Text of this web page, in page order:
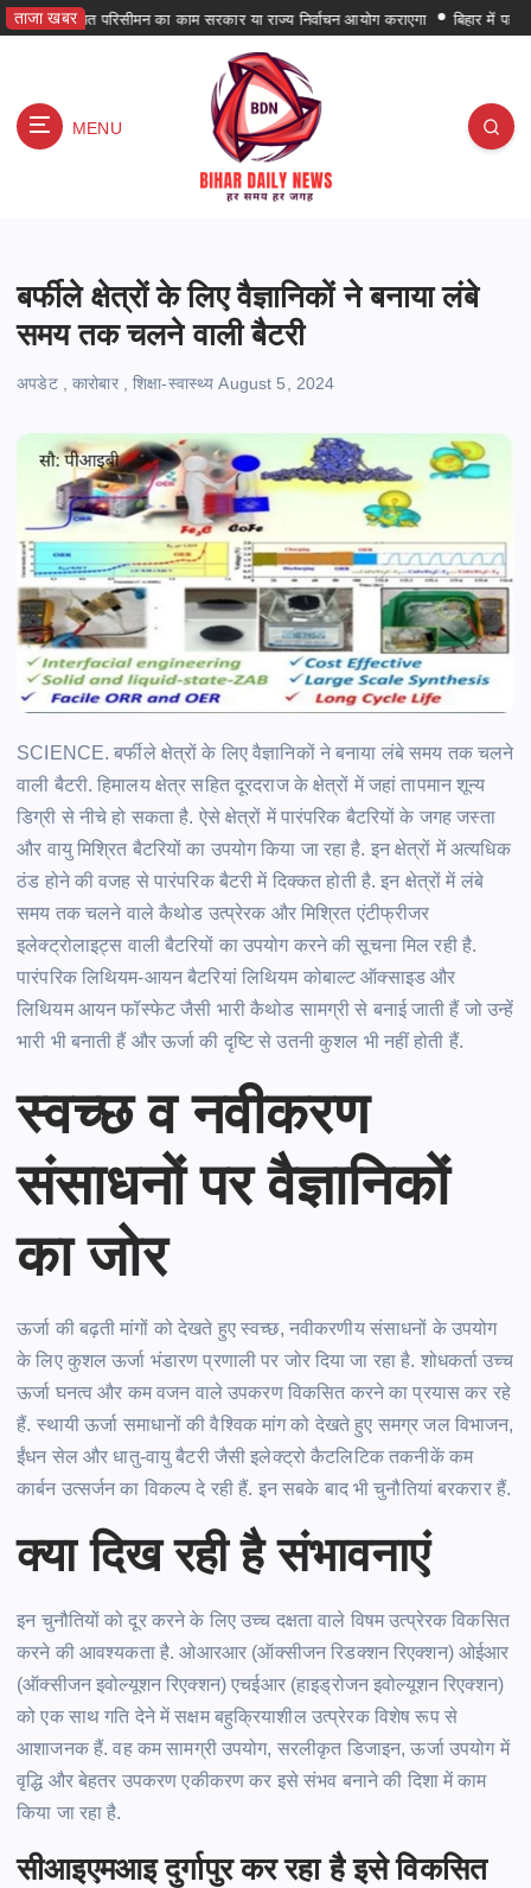
S
k
ताजा खबर
पंचायत परिसीमन का काम सरकार या राज्य निर्वाचन आयोग कराएगा बिहार में पहली बार
MENU
बर्फीले क्षेत्रों के लिए वैज्ञानिकों ने बनाया लंबे
समय तक चलने वाली बैटरी
अपडेट,कारोबार,शिक्षा-स्वास्थ्य August 5, 2024
SCIENCE. बर्फीले क्षेत्रों के लिए वैज्ञानिकों ने बनाया लंबे समय तक चलने
वाली बैटरी. हिमालय क्षेत्र सहित दूरदराज के क्षेत्रों में जहां तापमान शून्य
डिग्री से नीचे हो सकताहै. ऐसे क्षेत्रों में पारंपरिक बैटरियों के जगह जस्ता
और वायु मिश्रित बैटरियों का उपयोग किया जा रहाहै. इन क्षेत्रों में अत्यधिक
ठंड होने की वजह से पारंपरिक बैटरी में दिक्कत होती है. इन क्षेत्रों में लंबे
समय तक चलने वालेकैथोड उत्प्रेरक औरमिश्रित एंटीफ्रीजर
इलेक्ट्रोलाइट्स वाली बैटरियों का उपयोग करने की सूचना मिल रही है.
पारंपरिक लिथियम-आयन बैटरियां लिथियम कोबाल्ट ऑक्साइड और
लिथियम आयनफॉस्फेटजैसी भारी कैथोड सामग्री से बनाई जाती हैं जो उन्हें
भारी भी बनाती हैं और ऊर्जा की दृष्टि से उतनी कुशल भी नहीं होती हैं.
स्वच्छ व नवीकरण
संसाधनों पर वैज्ञानिकों
का जोर
ऊर्जा की बढ़ती मांगों को देखते हुए स्वच्छ, नवीकरणीय संसाधनों के उपयोग
के लिए कुशल ऊर्जा भंडारण प्रणाली पर जोर दिया जा रहाहै. शोधकर्ता उच्च
ऊर्जा घनत्व और कम वजन वाले उपकरण विकसित करने का प्रयास कर रहे
हैं. स्थायी ऊर्जा समाधानों की वैश्विक मांग को देखते हुए समग्र जल विभाजन,
ईंधन सेल और धातु-वायु बैटरी जैसीइलेक्ट्रो कैटलिटिक तकनीकेंकम
कार्बन उत्सर्जन का विकल्प दे रहीहैं. इन सबके बाद भी चुनौतियां बरकरार हैं.
क्या दिख रही है संभावनाएं
इन चुनौतियों को दूर करने के लिए उच्च दक्षता वाले विषम उत्प्रेरक विकसित
करने की आवश्यकता है. ओआरआर (ऑक्सीजन रिडक्शन रिएक्शन)ओईआर
(ऑक्सीजनइवोल्यूशनरिएक्शन)एचईआर(हाइड्रोजनइवोल्यूशनरिएक्शन)
को एक साथ गति देने में सक्षमबहुक्रियाशीलउत्प्रेरक विशेष रूप से
आशाजनक हैं. वह कम सामग्री उपयोग, सरलीकृत डिजाइन, ऊर्जा उपयोग में
वृद्धि और बेहतर उपकरण एकीकरण कर इसे संभव बनाने की दिशा में काम
किया जा रहाहै.
सीआइएमआइदुर्गापुर कर रहा है इसे विकसित